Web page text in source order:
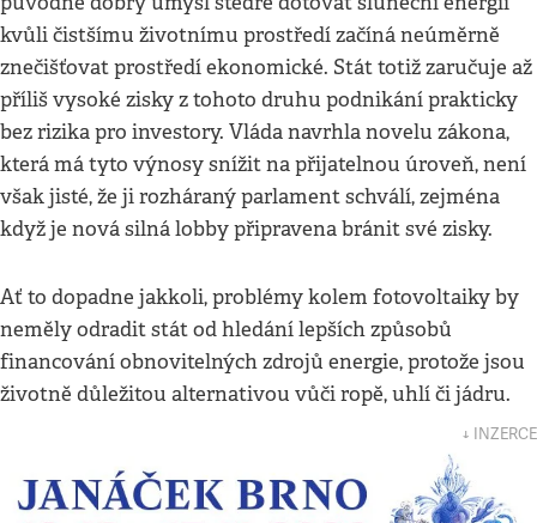
kvůli čistšímu životnímu prostředí začíná neúměrně
znečišťovat prostředí ekonomické. Stát totiž zaručuje až
příliš vysoké zisky z tohoto druhu podnikání prakticky
bez rizika pro investory. Vláda navrhla novelu zákona,
která má tyto výnosy snížit na přijatelnou úroveň, není
však jisté, že ji rozháraný parlament schválí, zejména
když je nová silná lobby připravena bránit své zisky.
Ať to dopadne jakkoli, problémy kolem fotovoltaiky by
neměly odradit stát od hledání lepších způsobů
financování obnovitelných zdrojů energie, protože jsou
životně důležitou alternativou vůči ropě, uhlí či jádru.
↓ INZERCE